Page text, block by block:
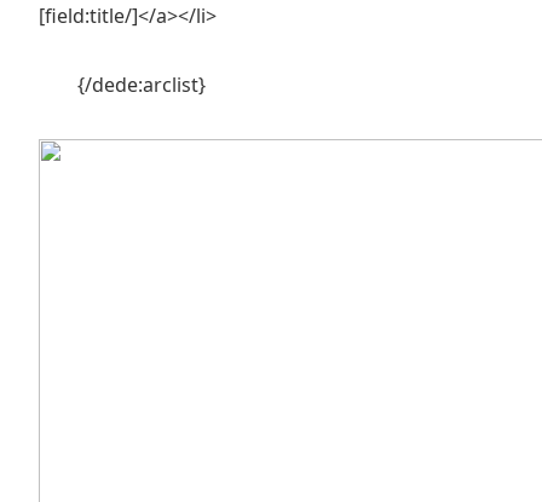
[field:title/]</a></li>
{/dede:arclist}